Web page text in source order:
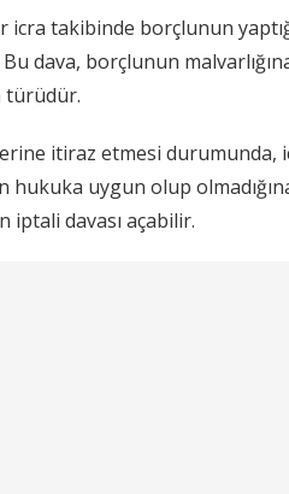
icra takibinde borçlunun
dava, borçlunun
türüdür.
itiraz etmesi durumunda,
hukuka uygun olup
iptali davası açabilir.